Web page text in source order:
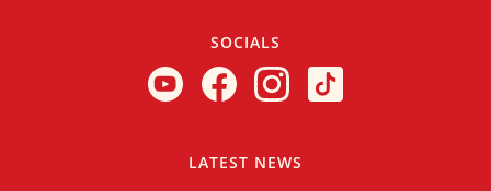
SOCIALS
LATEST NEWS